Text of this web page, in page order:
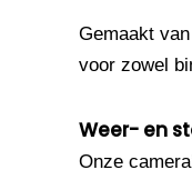
Gemaakt
voor zowel
Weer- en
Onze